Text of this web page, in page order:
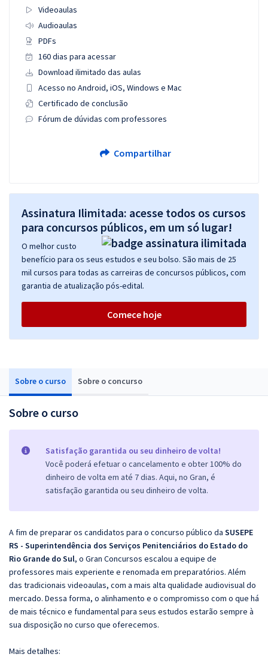
Sobre o curso Sobre o concurso
Sobre o curso
Satisfação garantida ou seu dinheiro de volta!
Você poderá efetuar o cancelamento e obter 100% do
dinheiro de volta em até 7 dias. Aqui, no Gran, é
satisfação garantida ou seu dinheiro de volta.
A fim de preparar os candidatos para o concurso público da SUSEPE
RS - Superintendência dos Serviços Penitenciários do Estado do
Rio Grande do Sul, o Gran Concursos escalou a equipe de
professores mais experiente e renomada em preparatórios. Além
das tradicionais videoaulas, com a mais alta qualidade audiovisual do
mercado. Dessa forma, o alinhamento e o compromisso com o que há
de mais técnico e fundamental para seus estudos estarão sempre à
sua disposição no curso que oferecemos.
Mais detalhes:
Videoaulas
Audioaulas
PDFs
160 dias para acessar
Download ilimitado das aulas
Acesso no Android, iOS, Windows e Mac
Certificado de conclusão
Fórum de dúvidas com professores
Compartilhar
Assinatura Ilimitada: acesse todos os cursos
para concursos públicos, em um só lugar!
O melhor custo
benefício para os seus estudos e seu bolso. São mais de 25
mil cursos para todas as carreiras de concursos públicos, com
garantia de atualização pós-edital.
Comece hoje